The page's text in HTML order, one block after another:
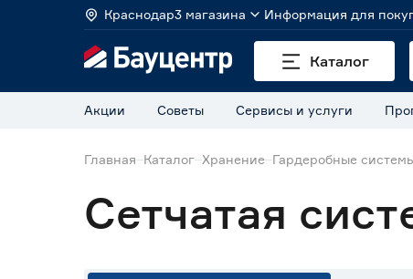
Краснодар3 магазина Информация для
Каталог
Акции Советы Сервисы и услуги
Главная Каталог Хранение Гардеробные
Сетчатая